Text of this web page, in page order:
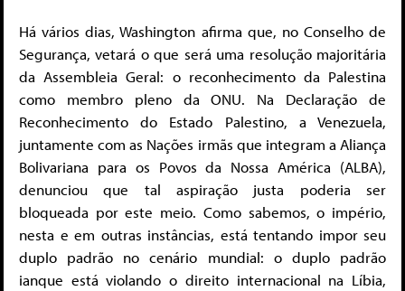
Há vários dias, Washington afirma que, no Conselho de
Segurança, vetará o que será uma resolução majoritária
da Assembleia Geral: o reconhecimento da Palestina
como membro pleno da ONU. Na Declaração de
Reconhecimento do Estado Palestino, a Venezuela,
juntamente com as Nações irmãs que integram a Aliança
Bolivariana para os Povos da Nossa América (ALBA),
denunciou que tal aspiração justa poderia ser
bloqueada por este meio. Como sabemos, o império,
nesta e em outras instâncias, está tentando impor seu
duplo padrão no cenário mundial: o duplo padrão
ianque está violando o direito internacional na Líbia,